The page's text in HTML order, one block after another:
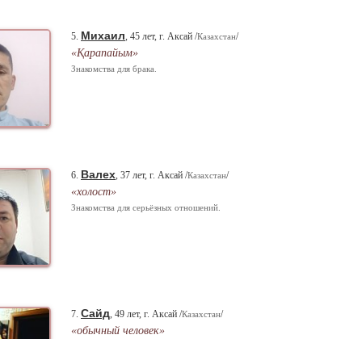
5. Михаил, 45 лет, г. Аксай /Казахстан/
«Қарапайым»
Знакомства для брака.
6. Валех, 37 лет, г. Аксай /Казахстан/
«холост»
Знакомства для серьёзных отношений.
7. Сайд, 49 лет, г. Аксай /Казахстан/
«обычный человек»